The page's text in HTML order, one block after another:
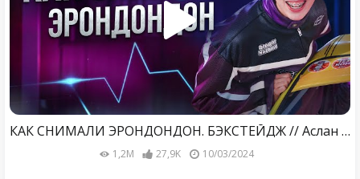
КАК СНИМАЛИ ЭРОНДОНДОН. БЭКСТЕЙДЖ // Аслан Шукаша, Sleepy
1,2M 27,9K 10/03/2024